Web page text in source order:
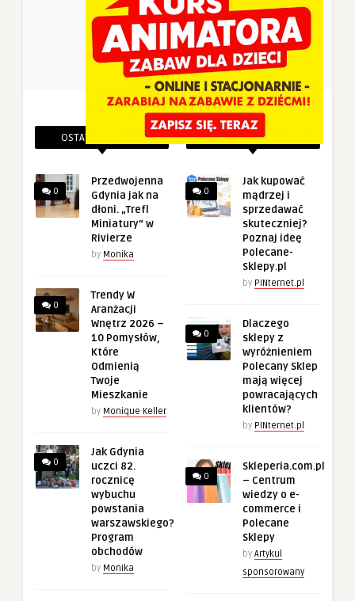
OSTATNIE PINEZKI
0
Przedwojenna
Gdynia jak na
dłoni. „Trefl
Miniatury” w
Rivierze
by Monika
0
Trendy W
Aranżacji
Wnętrz 2026 –
10 Pomysłów,
Które
Odmienią
Twoje
Mieszkanie
by Monique Keller
0
Jak Gdynia
uczci 82.
rocznicę
wybuchu
powstania
warszawskiego?
Program
obchodów
by Monika
POWIĄZANE PINEZKI
0
Jak kupować
mądrzej i
sprzedawać
skuteczniej?
Poznaj ideę
Polecane-
Sklepy.pl
by PINternet.pl
0
Dlaczego
sklepy z
wyróżnieniem
Polecany Sklep
mają więcej
powracających
klientów?
by PINternet.pl
0
Skleperia.com.pl
– Centrum
wiedzy o e-
commerce i
Polecane
Sklepy
by Artykul
sponsorowany